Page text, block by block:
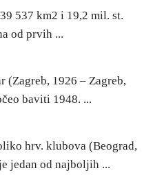
537 km2 i 19,2 mil. st.
od prvih ...
(Zagreb, 1926 – Zagreb,
baviti 1948. ...
hrv. klubova (Beograd,
jedan od najboljih ...